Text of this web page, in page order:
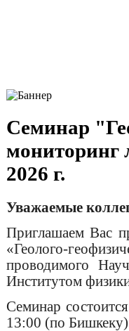
Семинар
2026 г.
Уважаемые
Приглашаем Вас
«Геолого-
проводимого
Институтом
Семинар
13:00 (по Бишкеку)